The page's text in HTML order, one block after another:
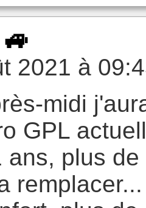
2021 à
midi
GPL
ans, plus